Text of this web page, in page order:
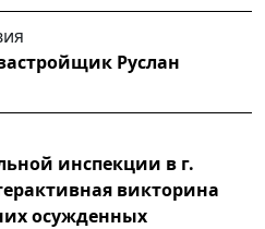
Руслан
инспекции в г.
викторина
осужденных